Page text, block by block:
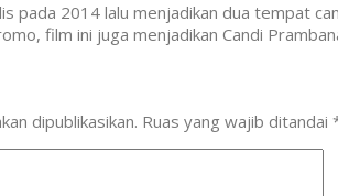
pada 2014 lalu menjadikan dua tempat
film ini juga menjadikan Candi
dipublikasikan. Ruas yang wajib ditandai